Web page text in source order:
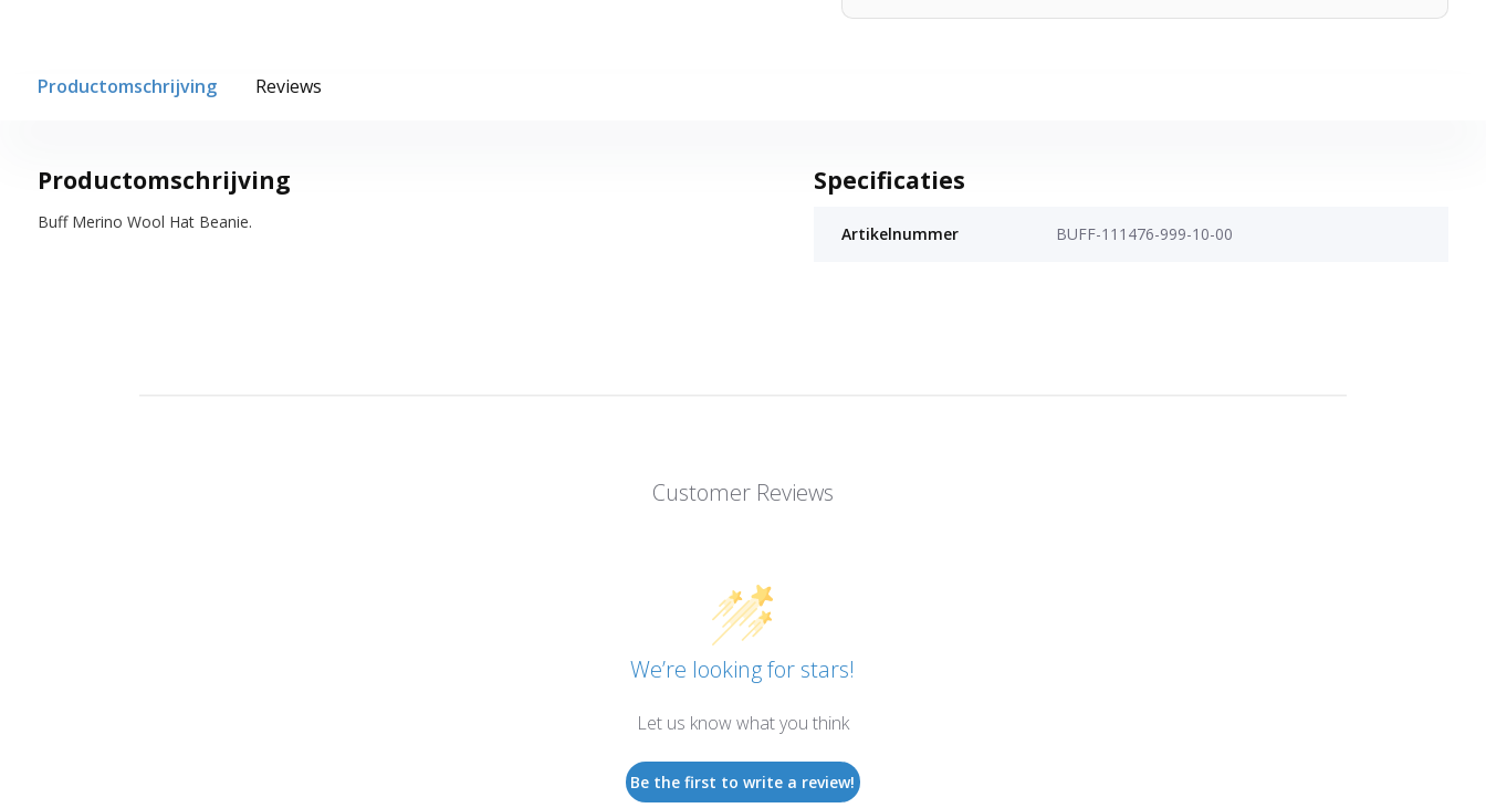
Productomschrijving Reviews
Productomschrijving
Buff Merino Wool Hat Beanie.
Specificaties
Artikelnummer BUFF-111476-999-10-00
Customer Reviews
We’re looking for stars!
Let us know what you think
Be the first to write a review!